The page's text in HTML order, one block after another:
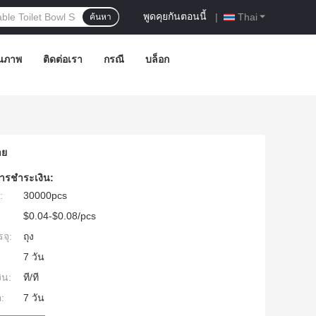
Thai
พูดคุยกันตอนนี้ |
ค้นหา
ภาพ ติดต่อเรา กรณี บล็อก
รชำระเงิน:
30000pcs
$0.04-$0.08/pcs
จุ:
ถุง
7 วัน
น:
ที/ที
7 วัน